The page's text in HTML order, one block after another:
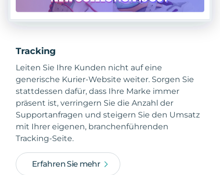
Tracking
Leiten Sie Ihre Kunden nicht auf eine
generische Kurier-Website weiter. Sorgen Sie
stattdessen dafür, dass Ihre Marke immer
präsent ist, verringern Sie die Anzahl der
Supportanfragen und steigern Sie den Umsatz
mit Ihrer eigenen, branchenführenden
Tracking-Seite.
Erfahren Sie mehr